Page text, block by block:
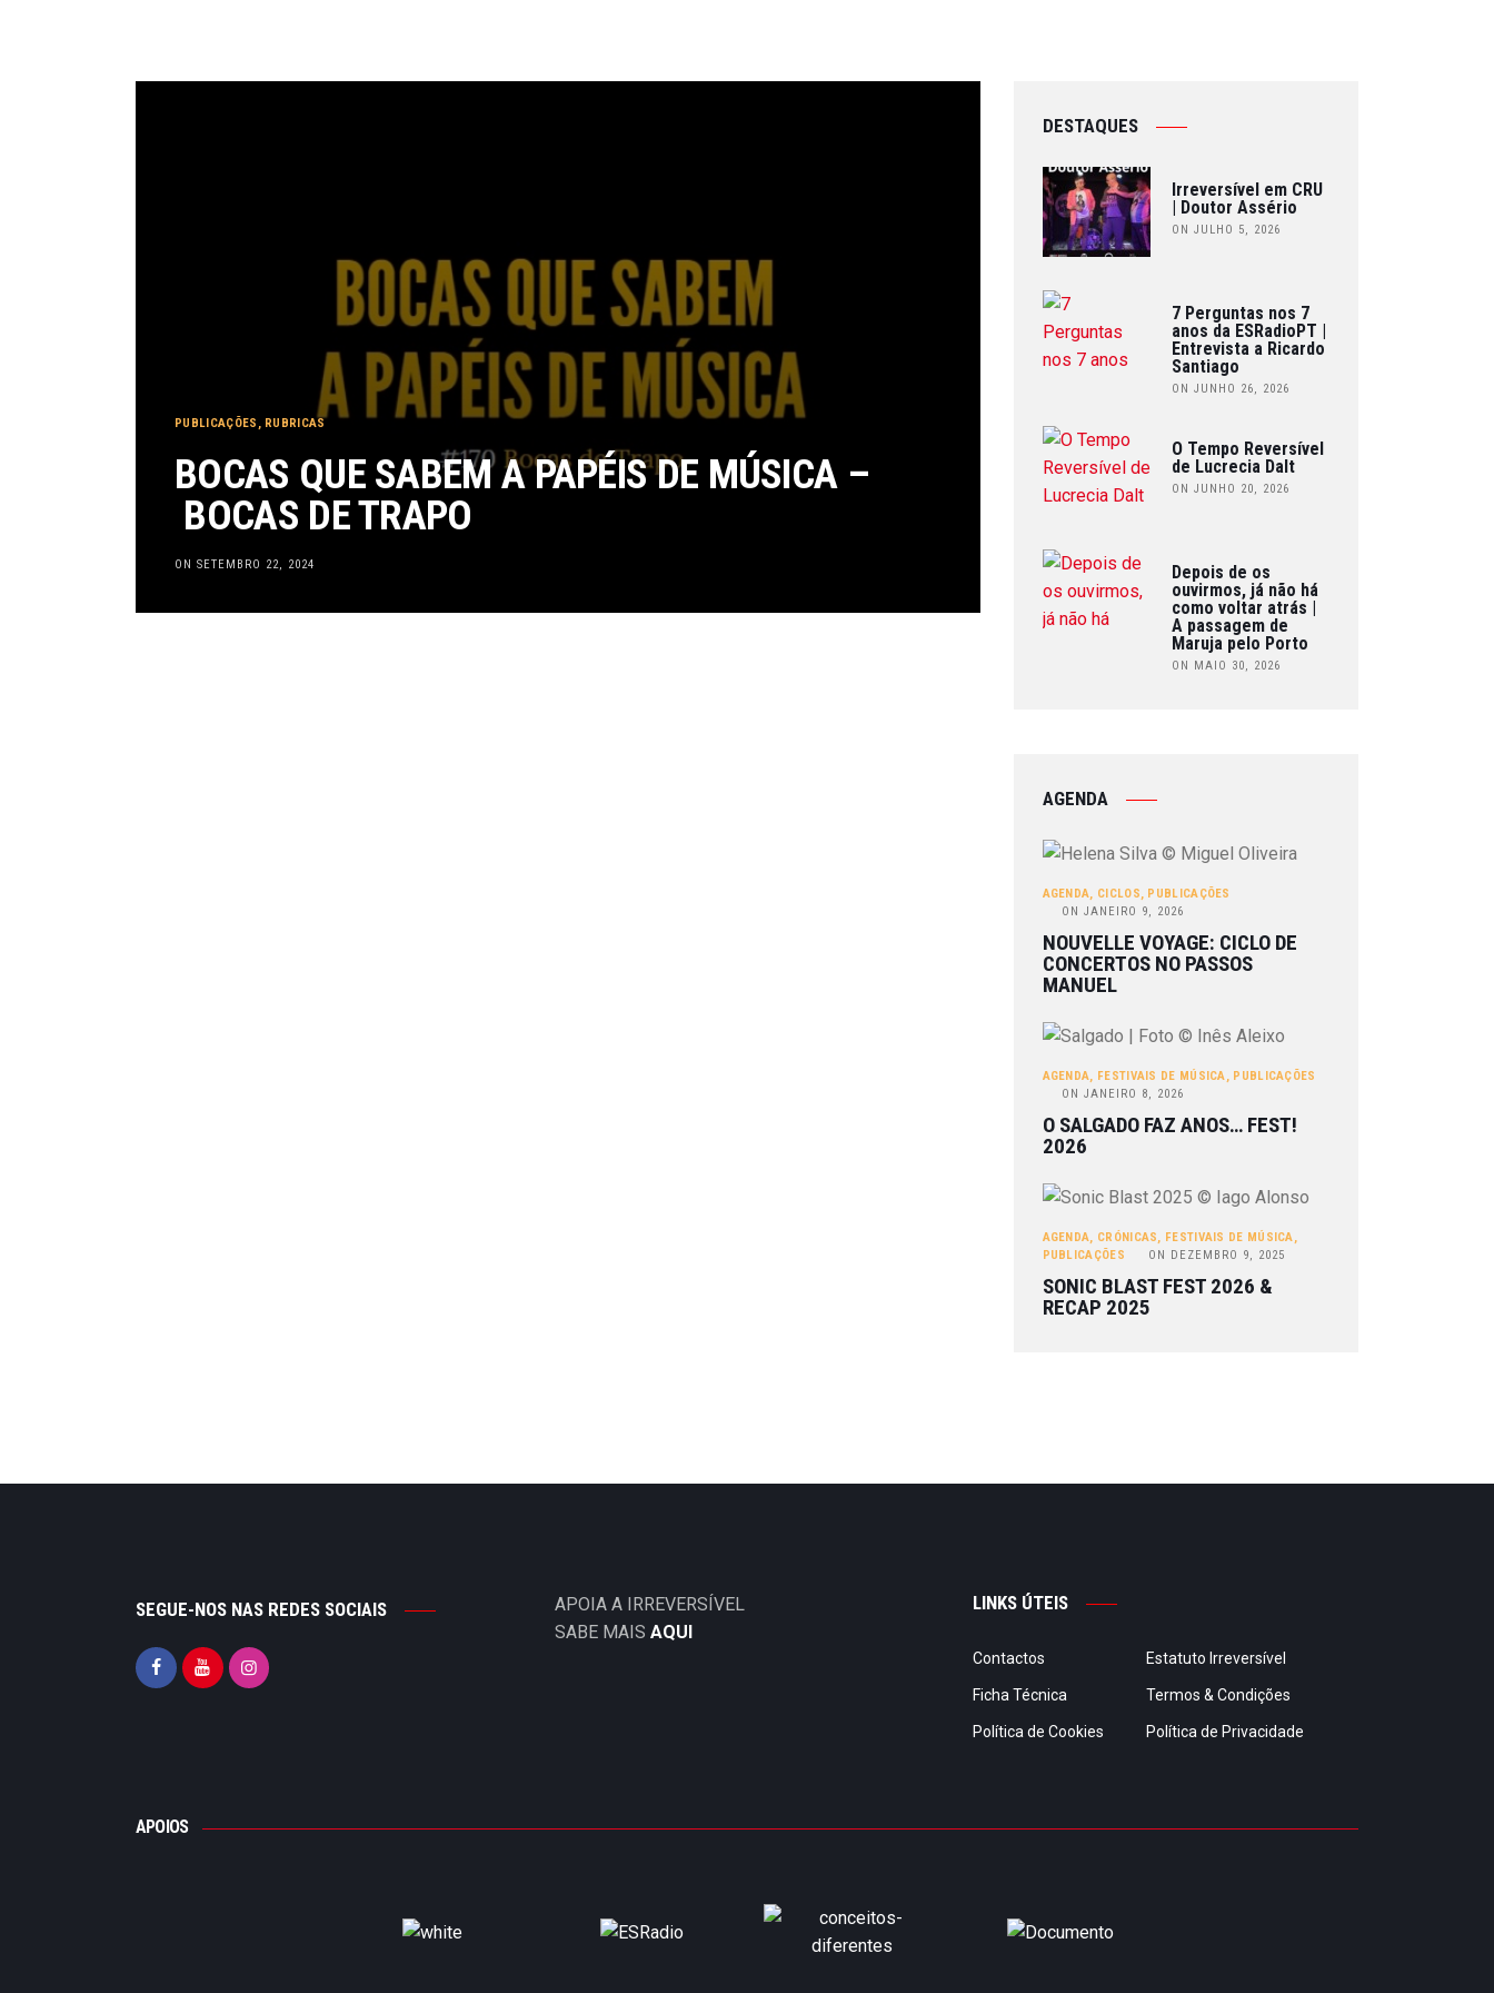
PUBLICAÇÕES , RUBRICAS
BOCAS QUE SABEM A PAPÉIS DE MÚSICA –
BOCAS DE TRAPO
ON SETEMBRO 22, 2024
DESTAQUES
Irreversível em CRU
| Doutor Assério
ON JULHO 5, 2026
7 Perguntas nos 7
anos da ESRadioPT |
Entrevista a Ricardo
Santiago
ON JUNHO 26, 2026
O Tempo Reversível
de Lucrecia Dalt
ON JUNHO 20, 2026
Depois de os
ouvirmos, já não há
como voltar atrás |
A passagem de
Maruja pelo Porto
ON MAIO 30, 2026
AGENDA
AGENDA, CICLOS, PUBLICAÇÕES
ON JANEIRO 9, 2026
NOUVELLE VOYAGE: CICLO DE
CONCERTOS NO PASSOS
MANUEL
AGENDA, FESTIVAIS DE MÚSICA, PUBLICAÇÕES
ON JANEIRO 8, 2026
O SALGADO FAZ ANOS… FEST!
2026
AGENDA, CRÓNICAS, FESTIVAIS DE MÚSICA,
PUBLICAÇÕES
ON DEZEMBRO 9, 2025
SONIC BLAST FEST 2026 &
RECAP 2025
SEGUE-NOS NAS REDES SOCIAIS
APOIA A IRREVERSÍVEL
SABE MAIS AQUI
LINKS ÚTEIS
Contactos Estatuto Irreversível
Ficha Técnica Termos & Condições
Política de Cookies Política de Privacidade
APOIOS